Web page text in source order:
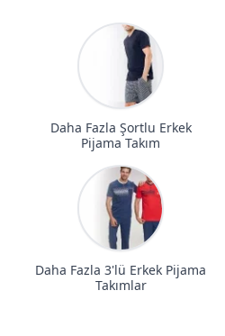
Daha Fazla Şortlu Erkek
Pijama Takım
Daha Fazla 3'lü Erkek Pijama
Takımlar